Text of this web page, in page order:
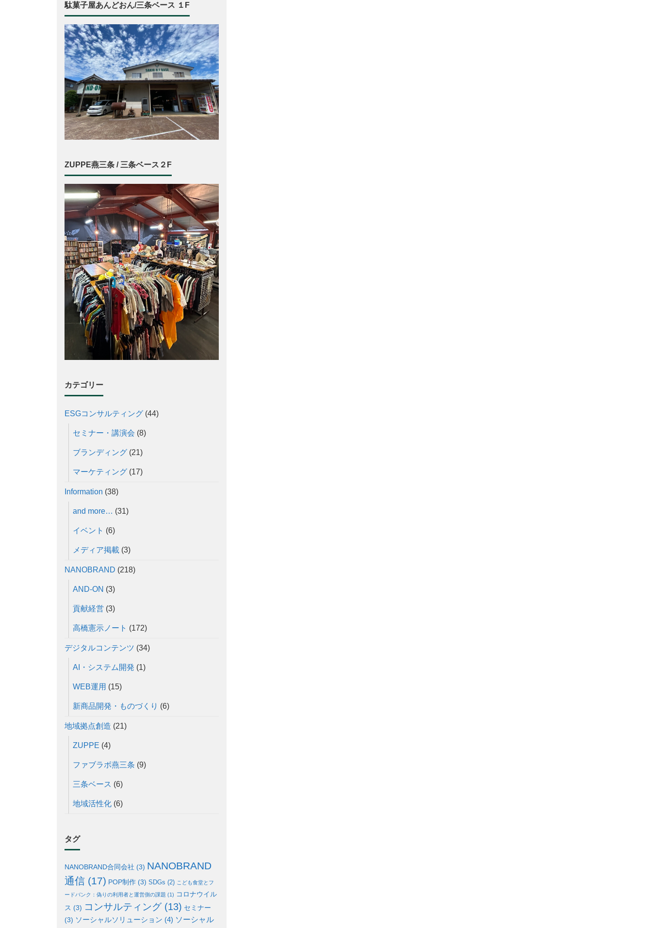
駄菓子屋あんどおん/三条ベース １F
ZUPPE燕三条 / 三条ベース２F
カテゴリー
ESGコンサルティング (44)
セミナー・講演会 (8)
ブランディング (21)
マーケティング (17)
Information (38)
and more… (31)
イベント (6)
メディア掲載 (3)
NANOBRAND (218)
AND-ON (3)
貢献経営 (3)
高橋憲示ノート (172)
デジタルコンテンツ (34)
AI・システム開発 (1)
WEB運用 (15)
新商品開発・ものづくり (6)
地域拠点創造 (21)
ZUPPE (4)
ファブラボ燕三条 (9)
三条ベース (6)
地域活性化 (6)
タグ
NANOBRAND合同会社 (3) NANOBRAND
通信 (17) POP制作 (3) SDGs (2) こども食堂とフ
ードバンク：偽りの利用者と運営側の課題 (1) コロナウイル
ス (3) コンサルティング(13) セミナー
(3) ソーシャルソリューション (4) ソーシャル